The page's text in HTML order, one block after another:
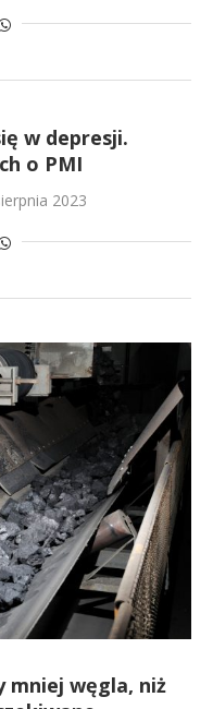
w depresji.
o PMI
2023
mniej węgla, niż